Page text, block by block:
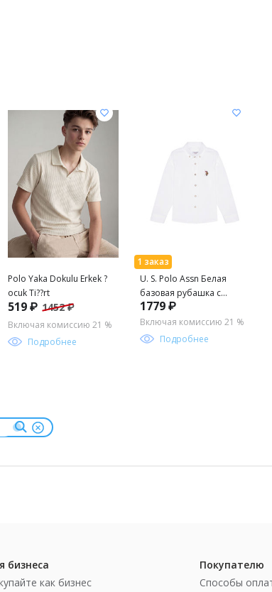
Polo Yaka Dokulu Erkek ?
ocuk Ti??rt
519 ₽ 1452 ₽
Включая комиссию 21 %
Подробнее
U. S. Polo Assn Белая
базовая рубашка с
длинным рукавом для
мальчика
1779 ₽
Включая комиссию 21 %
Подробнее
бизнеса
как бизнес
Покупателю
Способы